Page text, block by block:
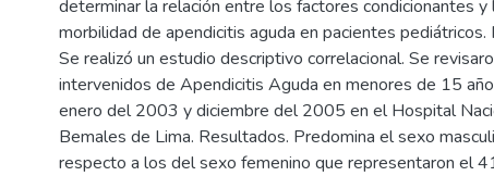
determinar la relación entre los factores condicionantes y
morbilidad de apendicitis aguda en pacientes
Se realizó un estudio descriptivo correlacional. Se
intervenidos de Apendicitis Aguda en menores de 15
enero del 2003 y diciembre del 2005 en el Hospital
Bemales de Lima. Resultados. Predomina el sexo
respecto a los del sexo femenino que representaron el